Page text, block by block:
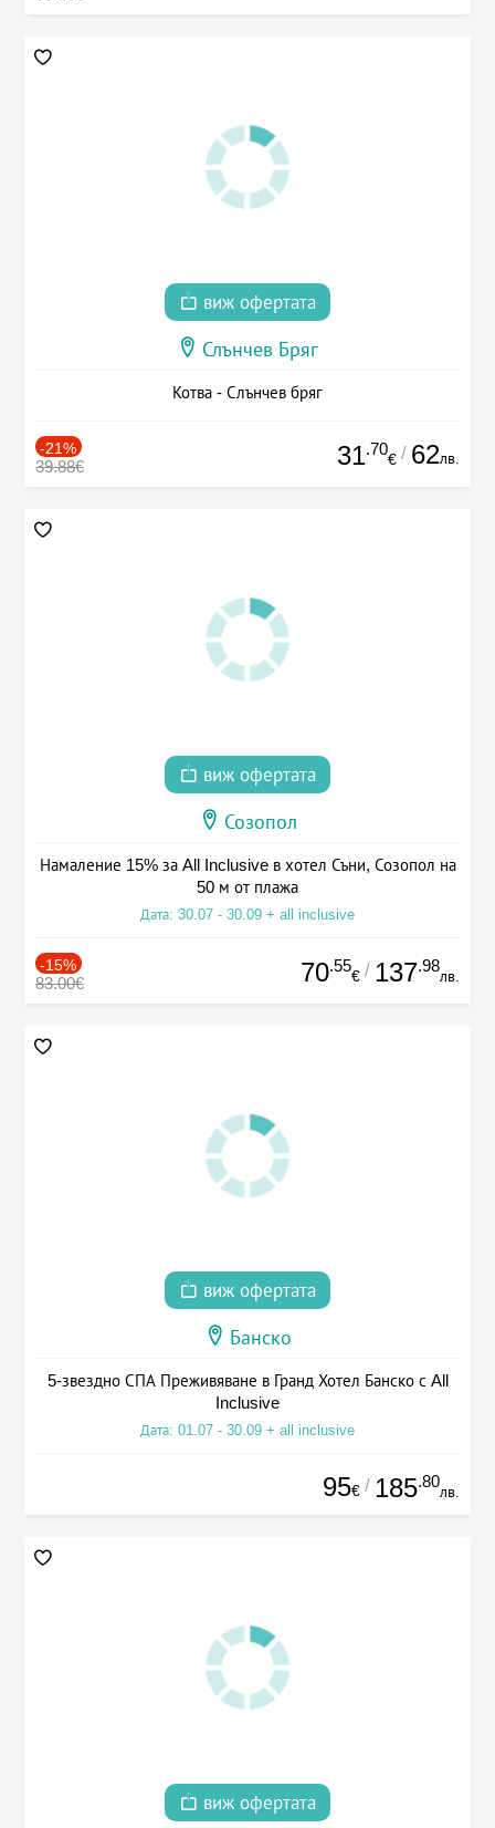
виж офертата
Слънчев Бряг
Котва - Слънчев бряг
-21%
39.88€ 31.70
€ / 62лв.
виж офертата
Созопол
Намаление 15% за All Inclusive в хотел Съни, Созопол на
50 м от плажа
Дата: 30.07 - 30.09 + all inclusive
-15%
83.00€ 70.55
€ / 137.98
лв.
виж офертата
Банско
5-звездно СПА Преживяване в Гранд Хотел Банско с All
Inclusive
Дата: 01.07 - 30.09 + all inclusive
95€ / 185.80
лв.
виж офертата